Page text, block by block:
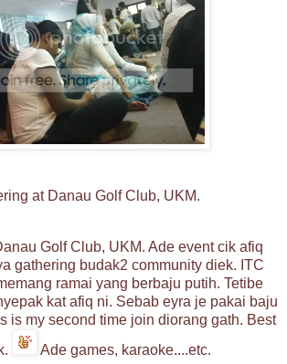
at Danau Golf Club, UKM.
Golf Club, UKM. Ade event cik afiq
gathering budak2 community diek. ITC
ramai yang berbaju putih. Tetibe
kat afiq ni. Sebab eyra je pakai baju
is my second time join diorang gath. Best
Ade games, karaoke....etc.